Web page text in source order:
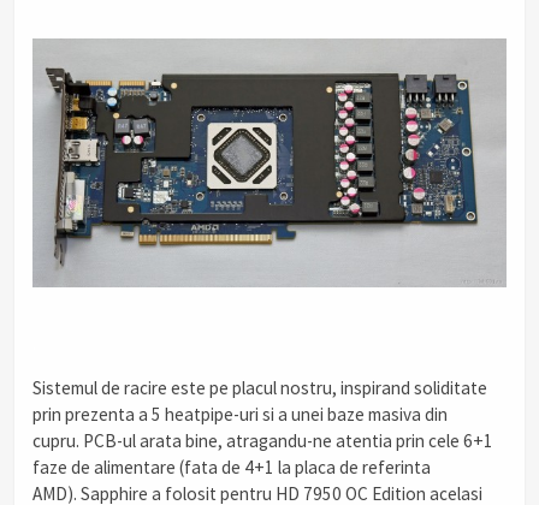
Sistemul de racire este pe placul nostru, inspirand soliditate
prin prezenta a 5 heatpipe-uri si a unei baze masiva din
cupru. PCB-ul arata bine, atragandu-ne atentia prin cele 6+1
faze de alimentare (fata de 4+1 la placa de referinta
AMD). Sapphire a folosit pentru HD 7950 OC Edition acelasi